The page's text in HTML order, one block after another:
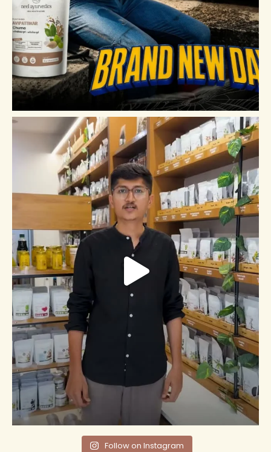
Follow on Instagram